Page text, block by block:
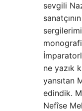
sevgili
ne yazık
yansıtan
edindik.
Nefîse